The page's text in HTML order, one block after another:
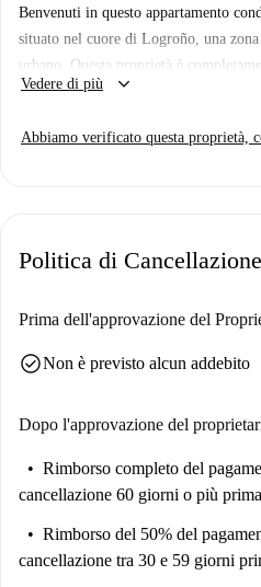
Benvenuti in questo appartamento
situato nel cuore di Logroño, una
urbano. Questa proprietà è
moderni come una cucina
ascensore, servizio di portineria/
Situato in Av. de la Paz, questo
Bar, il Bar San Mateo Café e il Café
come Primaprix Logroño e
attrazione turistica nelle vicinanze.
Vedere di più keyboard_arrow_down
Abbiamo verificato questa proprietà,
Politica di Cancellazione
Prima dell'approvazione del
check_circleNon è previsto alcun addebito
Dopo l'approvazione del
Rimborso completo del
cancellazione 60 giorni o più
Rimborso del 50% del
cancellazione tra 30 e 59 giorni